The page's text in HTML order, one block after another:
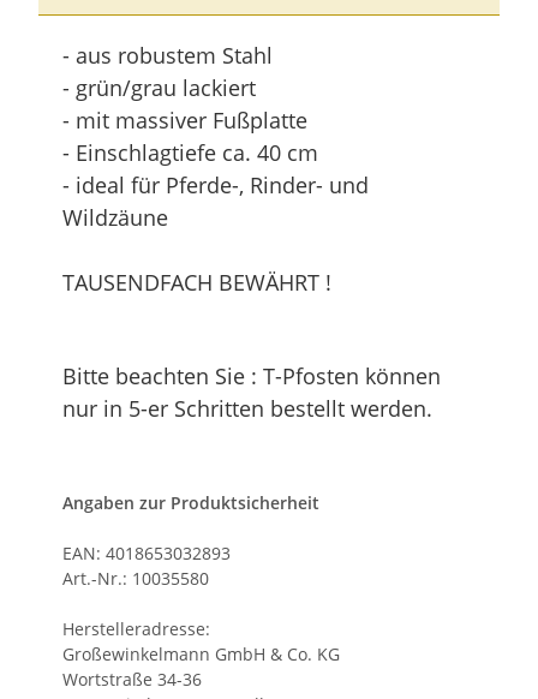
- aus robustem Stahl
- grün/grau lackiert
- mit massiver Fußplatte
- Einschlagtiefe ca. 40 cm
- ideal für Pferde-, Rinder- und
Wildzäune
TAUSENDFACH BEWÄHRT !
Bitte beachten Sie : T-Pfosten können
nur in 5-er Schritten bestellt werden.
Angaben zur Produktsicherheit
EAN: 4018653032893
Art.-Nr.: 10035580
Herstelleradresse:
Großewinkelmann GmbH & Co. KG
Wortstraße 34-36